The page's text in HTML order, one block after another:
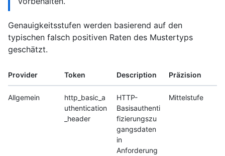
Genauigkeitsstufen werden basierend auf den
typischen falsch positiven Raten des Mustertyps
geschätzt.
Provider Token Description Präzision
Allgemein
http_basic_a
uthentication
_header
HTTP-
Basisauthenti
fizierungszu
gangsdaten
in
Anforderung
Mittelstufe